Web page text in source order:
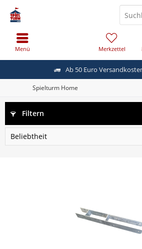
Ab 50 Euro
Menü Merkzettel
Spielturm Home
Filtern